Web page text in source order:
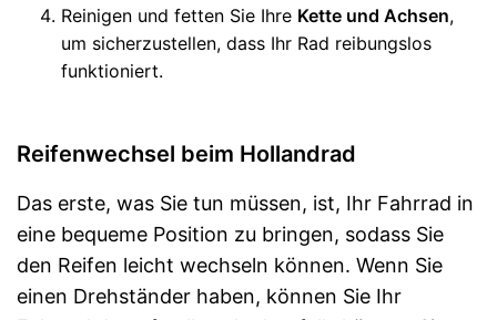
Reinigen und fetten Sie Ihre Kette und Achsen,
um sicherzustellen, dass Ihr Rad reibungslos
funktioniert.
Reifenwechsel beim Hollandrad
Das erste, was Sie tun müssen, ist, Ihr Fahrrad in
eine bequeme Position zu bringen, sodass Sie
den Reifen leicht wechseln können. Wenn Sie
einen Drehständer haben, können Sie Ihr